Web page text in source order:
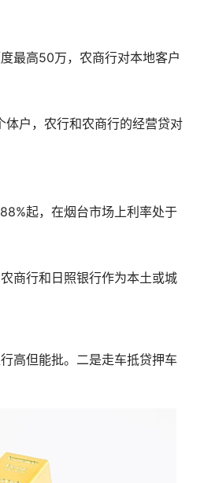
最高50万，农商行对本地客户
户，农行和农商行的经营贷对
起，在烟台市场上利率处于
商行和日照银行作为本土或城
高但能批。二是走车抵贷押车